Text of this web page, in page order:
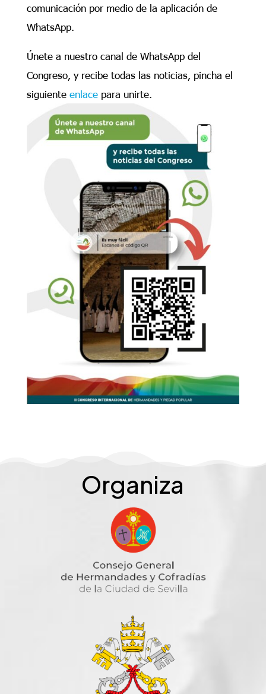
comunicación por medio de la aplicación de
WhatsApp.
Únete a nuestro canal de WhatsApp del
Congreso, y recibe todas las noticias, pincha el
siguiente enlacepara unirte.
Organiza